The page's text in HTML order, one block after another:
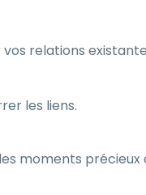
relations
les liens.
moments précieux